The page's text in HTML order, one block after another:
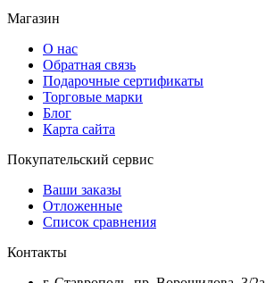
Магазин
О нас
Обратная связь
Подарочные сертификаты
Торговые марки
Блог
Карта сайта
Покупательский сервис
Ваши заказы
Отложенные
Список сравнения
Контакты